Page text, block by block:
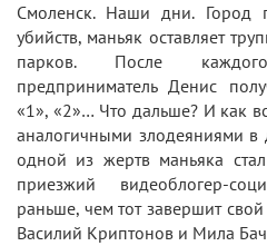
Смоленск. Наши дни. Город
убийств, маньяк оставляет
парков. После
предприниматель Денис
«1», «2»… Что дальше? И как
аналогичными злодеяниями в
одной из жертв маньяка
приезжий видеоблогер-
раньше, чем тот завершит
Василий Криптонов и Мила